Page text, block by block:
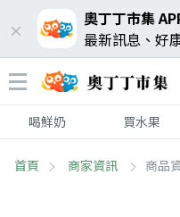
奧丁丁市集
最新訊息、好
喝鮮奶 買水果
首頁 商家資訊 商品